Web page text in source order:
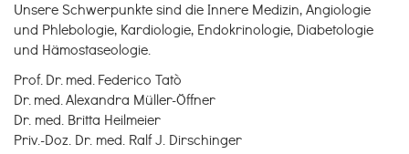
Unsere Schwerpunkte sind die Innere Medizin, Angiologie
und Phlebologie, Kardiologie, Endokrinologie, Diabetologie
und Hämostaseologie.
Prof. Dr. med. Federico Tatò
Dr. med. Alexandra Müller-Öffner
Dr. med. Britta Heilmeier
Priv.-Doz. Dr. med. Ralf J. Dirschinger